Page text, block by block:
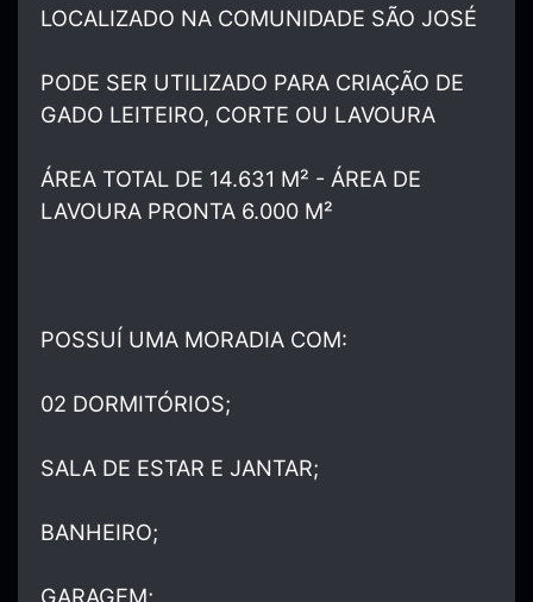
LOCALIZADO NA COMUNIDADE SÃO JOSÉ
PODE SER UTILIZADO PARA CRIAÇÃO DE
GADO LEITEIRO, CORTE OU LAVOURA
ÁREA TOTAL DE 14.631 M² - ÁREA DE
LAVOURA PRONTA 6.000 M²
POSSUÍ UMA MORADIA COM:
02 DORMITÓRIOS;
SALA DE ESTAR E JANTAR;
BANHEIRO;
GARAGEM;